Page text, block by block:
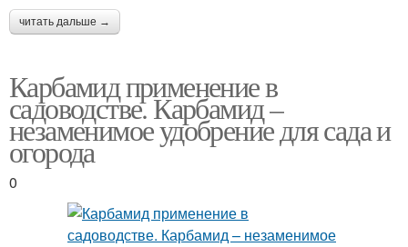
читать дальше →
Карбамид применение в
садоводстве. Карбамид –
незаменимое удобрение для сада и
огорода
0